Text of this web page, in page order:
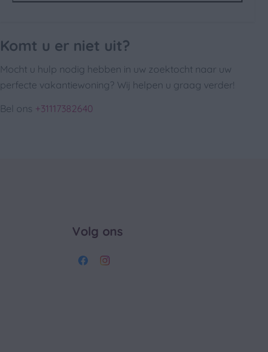
Komt u er niet uit?
Mocht u hulp nodig hebben in uw zoektocht naar uw
perfecte vakantiewoning? Wij helpen u graag verder!
Bel ons +31117382640
Volg ons